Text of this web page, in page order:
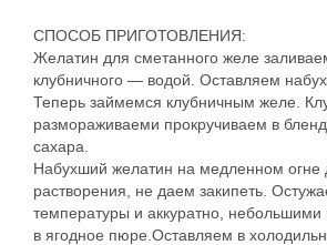
СПОСОБ ПРИГОТОВЛЕНИЯ:
Желатин для сметанного желе
клубничного — водой. Оставляем
Теперь займемся клубничным желе.
размораживаеми прокручиваем в
сахара.
Набухший желатин на медленном огне
растворения, не даем закипеть.
температуры и аккуратно,
в ягодное пюре.Оставляем в